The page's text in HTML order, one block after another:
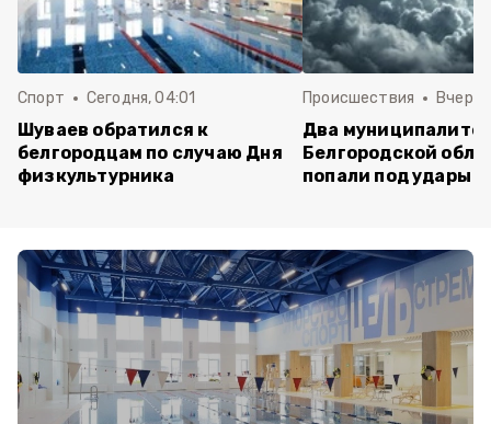
Спорт Сегодня, 04:01
Шуваев обратился к
белгородцам по случаю Дня
физкультурника
Происшествия
Два
Белгородской
попали под удары